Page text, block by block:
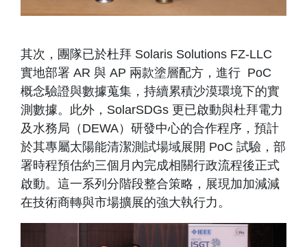
其次，團隊已於杜拜 Solaris Solutions FZ-LLC
實地部署 AR 與 AP 兩款塗層配方，進行 PoC
概念驗證與數據蒐集，持續累積沙漠環境下的實
測數據。此外，SolarSDGs 更已啟動與杜拜電力
及水務局（DEWA）研發中心的合作程序，預計
於其專屬太陽能清潔測試場域展開 PoC 試驗，部
署時程預估約三個月內完成相關行政流程後正式
啟動。這一系列分階段整合策略，展現加加減減
在技術商轉與市場擴展的強大執行力。